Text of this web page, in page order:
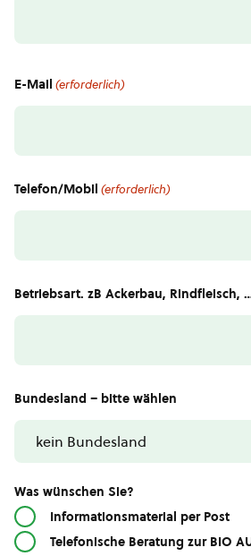
E-Mail (erforderlich)
Telefon/Mobil (erforderlich)
Betriebsart. zB Ackerbau, Rindfleisch,
Bundesland – bitte wählen
Was wünschen Sie?
Informationsmaterial per Post
Telefonische Beratung zur BIO